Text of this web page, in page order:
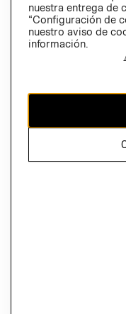
El contenido de esta
nuestra entrega de
“Configuración de
nuestro aviso de
información.